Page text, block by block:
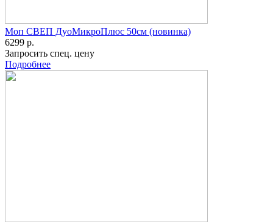
Моп СВЕП ДуоМикроПлюс 50см (новинка)
6299 р.
Запросить спец. цену
Подробнее